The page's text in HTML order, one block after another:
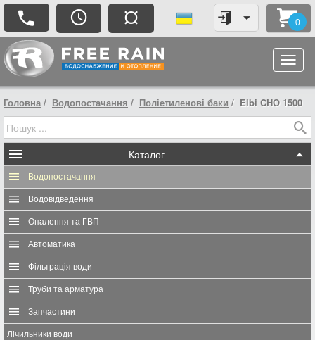
¤ 0
Головна Водопостачання Поліетиленові баки Elbi CHО 1500
Каталог
Водопостачання
Водовідведення
Опалення та ГВП
Автоматика
Фільтрація води
Труби та арматура
Запчастини
Лічильники води